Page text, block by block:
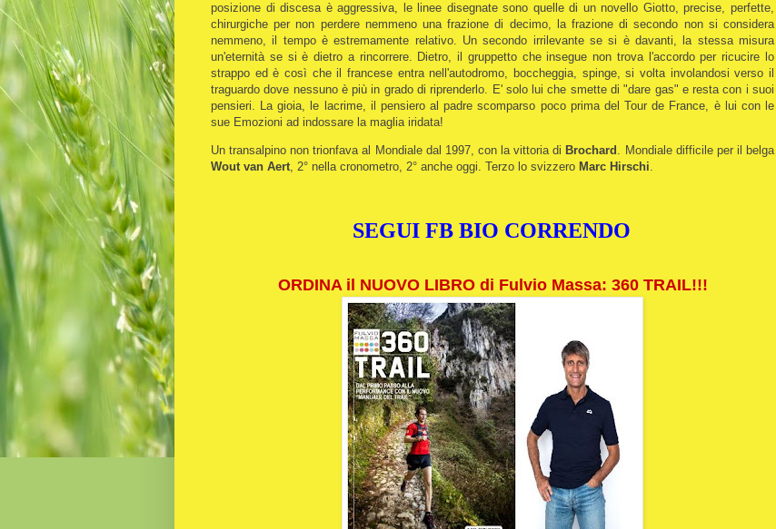
posizione di discesa è aggressiva, le linee disegnate sono quelle di un novello Giotto, precise, perfette,
chirurgiche per non perdere nemmeno una frazione di decimo, la frazione di secondo non si considera
nemmeno, il tempo è estremamente relativo. Un secondo irrilevante se si è davanti, la stessa misura
un'eternità se si è dietro a rincorrere. Dietro, il gruppetto che insegue non trova l'accordo per ricucire lo
strappo ed è così che il francese entra nell'autodromo, boccheggia, spinge, si volta involandosi verso il
traguardo dove nessuno è più in grado di riprenderlo. E' solo lui che smette di "dare gas" e resta con i suoi
pensieri. La gioia, le lacrime, il pensiero al padre scomparso poco prima del Tour de France, è lui con le
sue Emozioni ad indossare la maglia iridata!
Un transalpino non trionfava al Mondiale dal 1997, con la vittoria di Brochard . Mondiale difficile per il belga
Wout van Aert, 2° nella cronometro, 2° anche oggi. Terzo lo svizzero Marc Hirschi.
SEGUI FB BIO CORRENDO
ORDINA il NUOVO LIBRO di Fulvio Massa: 360 TRAIL!!!